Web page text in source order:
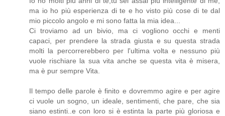
ma io ho più esperienza di te e ho visto più cose di te dal
mio piccolo angolo e mi sono fatta la mia idea...
Ci troviamo ad un bivio, ma ci vogliono occhi e menti
capaci, per prendere la strada giusta e su questa strada
molti la percorrerebbero per l'ultima volta e nessuno più
vuole rischiare la sua vita anche se questa vita è misera,
ma è pur sempre Vita.
Il tempo delle parole è finito e dovremmo agire e per agire
ci vuole un sogno, un ideale, sentimenti, che pare, che sia
siano estinti..e con loro si è estinta la parte più gloriosa e